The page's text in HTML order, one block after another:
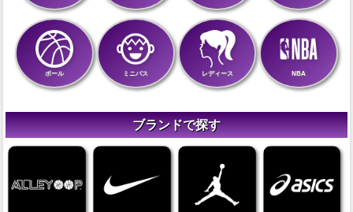
ボール ミニバス レディース NBA
ブランドで探す